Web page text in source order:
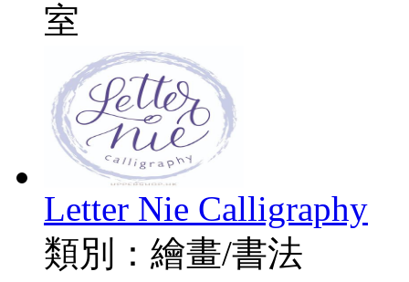
室
Letter Nie Calligraphy
類別： 繪畫/書法